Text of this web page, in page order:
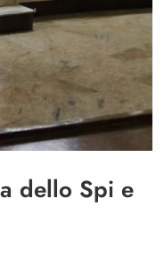
dello Spi e